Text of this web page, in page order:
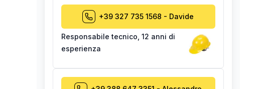
+39 327 735 1568 - Davide
Responsabile tecnico 12 anni di
esperienza